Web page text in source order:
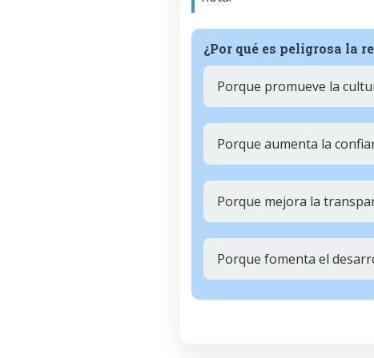
¿Por qué es peligrosa la
Porque promueve la
Porque aumenta la
Porque mejora la
Porque fomenta el